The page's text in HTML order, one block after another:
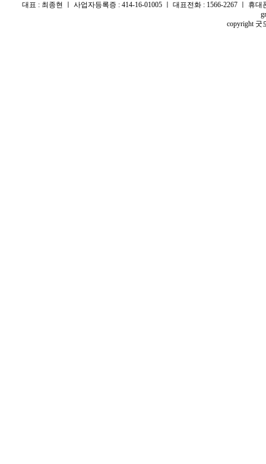
대표 : 최종현 ㅣ 사업자등록증 : 414-16-01005 ㅣ 대표전화 : 1566-2267 ㅣ 휴
copyright 굿